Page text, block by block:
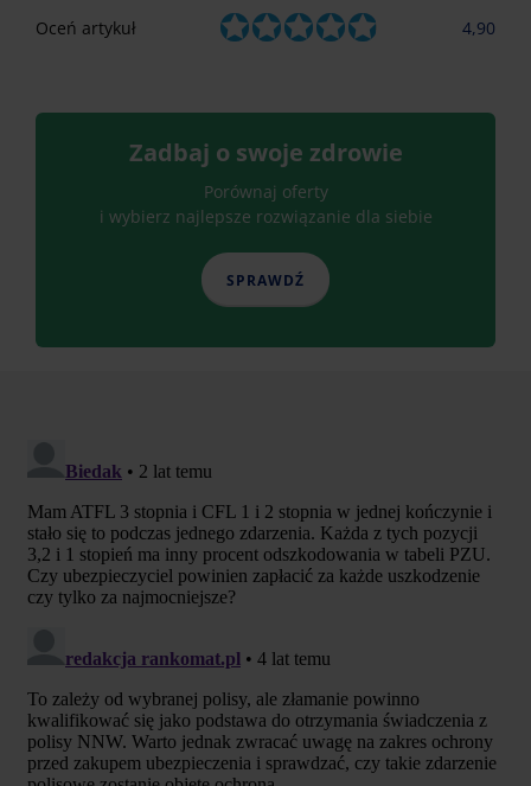
Oceń artykuł 4,90
Zadbaj o swoje zdrowie
Porównaj oferty
i wybierz najlepsze rozwiązanie dla siebie
SPRAWDŹ